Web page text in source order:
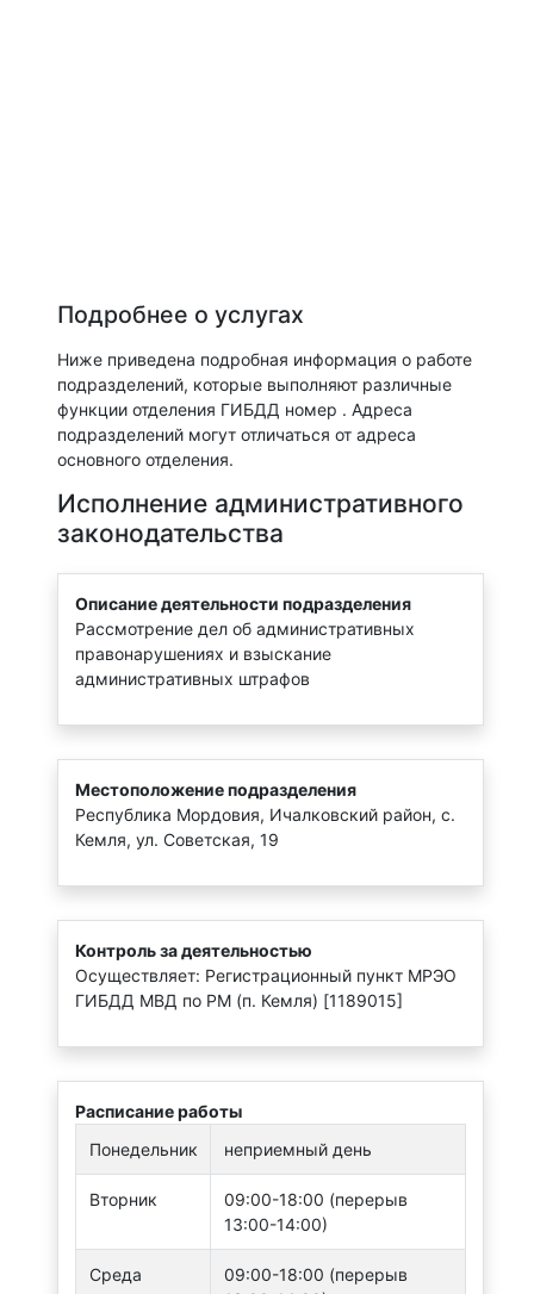
Подробнее о услугах
Ниже приведена подробная информация о работе
подразделений, которые выполняют различные
функции отделения ГИБДД номер . Адреса
подразделений могут отличаться от адреса
основного отделения.
Исполнение административного
законодательства
Описание деятельности подразделения
Рассмотрение дел об административных
правонарушениях и взыскание
административных штрафов
Местоположение подразделения
Республика Мордовия, Ичалковский район, с.
Кемля, ул. Советская, 19
Контроль за деятельностью
Осуществляет: Регистрационный пункт МРЭО
ГИБДД МВД по РМ (п. Кемля) [1189015]
Расписание работы
Понедельник
неприемный день
Вторник
09:00-18:00 (перерыв
13:00-14:00)
Среда
09:00-18:00 (перерыв